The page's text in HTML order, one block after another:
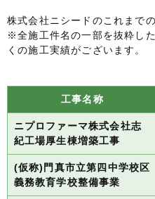
株式会社ニシードのこれまで
※全施工件名の一部を抜粋し
くの施工実績がございます。
工事名称
ニプロファーマ株式会社志
紀工場厚生棟増築工事
(仮称)門真市立第四中学校区
義務教育学校整備事業